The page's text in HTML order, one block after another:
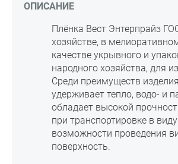
ОПИСАНИЕ
Плёнка Вест Энтерпрайз
хозяйстве, в
качестве укрывного и
народного хозяйства, для
Среди преимуществ
удерживает тепло, водо- и
обладает высокой
при транспортировке в
возможности проведения
поверхность.